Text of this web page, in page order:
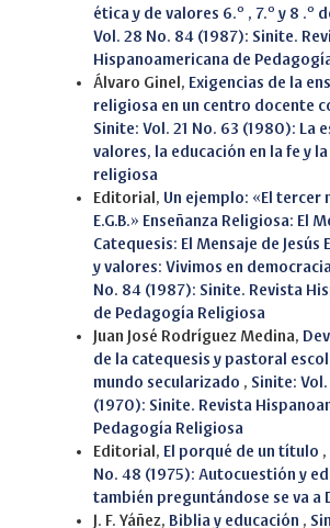
ética y de valores 6.º , 7.º y 8 .º
Vol. 28 No. 84 (1987): Sinite.
Hispanoamericana de
Álvaro Ginel, Exigencias de la
religiosa en un centro docente
Sinite: Vol. 21 No. 63 (1980): La
valores, la educación en la fe y la
religiosa
Editorial, Un ejemplo: «El tercer
E.G.B.» Enseñanza Religiosa: El
Catequesis: El Mensaje de Jesús
y valores: Vivimos en democracia
No. 84 (1987): Sinite. Revista
de Pedagogía Religiosa
Juan José Rodríguez Medina,
de la catequesis y pastoral
mundo secularizado , Sinite: Vol.
(1970): Sinite. Revista
Pedagogía Religiosa
Editorial, El porqué de un título ,
No. 48 (1975): Autocuestión y
también preguntándose se va a
J. F. Yáñez, Biblia y educación ,